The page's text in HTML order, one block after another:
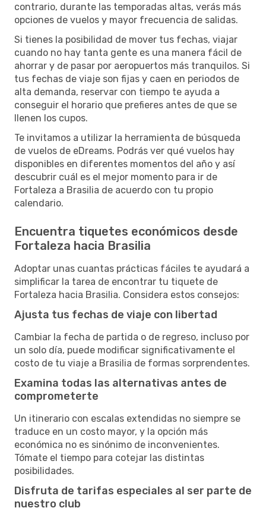
contrario, durante las temporadas altas, verás más
opciones de vuelos y mayor frecuencia de salidas.
Si tienes la posibilidad de mover tus fechas, viajar
cuando no hay tanta gente es una manera fácil de
ahorrar y de pasar por aeropuertos más tranquilos. Si
tus fechas de viaje son fijas y caen en periodos de
alta demanda, reservar con tiempo te ayuda a
conseguir el horario que prefieres antes de que se
llenen los cupos.
Te invitamos a utilizar la herramienta de búsqueda
de vuelos de eDreams. Podrás ver qué vuelos hay
disponibles en diferentes momentos del año y así
descubrir cuál es el mejor momento para ir de
Fortaleza a Brasilia de acuerdo con tu propio
calendario.
Encuentra tiquetes económicos desde
Fortaleza hacia Brasilia
Adoptar unas cuantas prácticas fáciles te ayudará a
simplificar la tarea de encontrar tu tiquete de
Fortaleza hacia Brasilia. Considera estos consejos:
Ajusta tus fechas de viaje con libertad
Cambiar la fecha de partida o de regreso, incluso por
un solo día, puede modificar significativamente el
costo de tu viaje a Brasilia de formas sorprendentes.
Examina todas las alternativas antes de
comprometerte
Un itinerario con escalas extendidas no siempre se
traduce en un costo mayor, y la opción más
económica no es sinónimo de inconvenientes.
Tómate el tiempo para cotejar las distintas
posibilidades.
Disfruta de tarifas especiales al ser parte de
nuestro club